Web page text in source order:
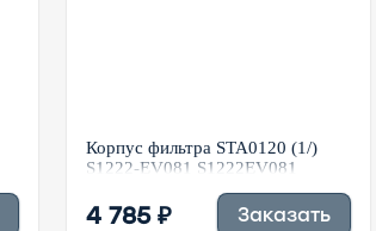
Корпус фильтра STA0120 (1/)
S1222-EV081 S1222EV081
4 785 ₽ Заказать